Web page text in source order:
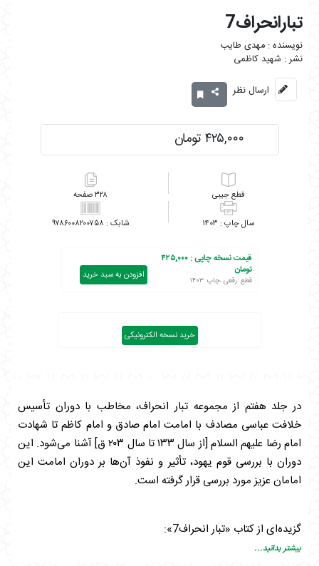
تبارانحراف7
مهدی طایب
شهید کاظمی
ارسال نظر
۴۲۵,۰۰۰ تومان
جیبی ۳۲۸
۱۴۰۳ ۹۷۸۶۰۰۸۲۰۰۷۵۸
قیمت نسخه چاپی :۴۲۵,۰۰۰
تومان
قطع :رقعی ،چاپ: ۱۴۰۳ افزودن به سبد خرید
خرید نسخه الکترونیکی
در جلد هفتم از مجموعه تبار انحراف، مخاطب با دوران تأسیس
خلافت عباسی مصادف با امامت امام صادق و امام کاظم تا شهادت
امام رضا علیهم السلام [از سال ۱۳۳ تا سال ۲۰۳ ق] آشنا می‌شود. این
دوران با بررسی قوم یهود، تأثیر و نفوذ آن‌ها بر دوران امامت این
امامان عزیز مورد بررسی قرار گرفته است.
گزیده‌ای از کتاب «تبار انحراف7»:
فضای به وجود آمده در دوره انتقال قدرت از یهودیان اموی به
بیشتر بدانید...